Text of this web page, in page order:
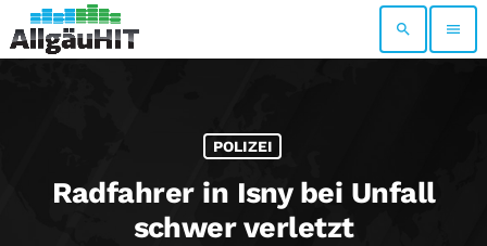
search menu
POLIZEI
Radfahrer in Isny bei Unfall
schwer verletzt